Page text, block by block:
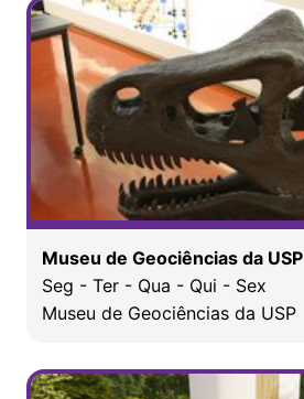
Museu de Geociências da USP
Seg - Ter - Qua - Qui - Sex
Museu de Geociências da USP